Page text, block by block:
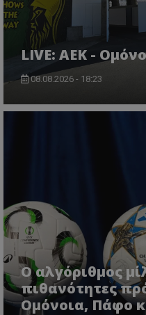
LIVE: ΑΕΚ -
08.08.2026 - 18:23
Ο αλγόριθμος
πιθανότητες
Ομόνοια, Πάφο